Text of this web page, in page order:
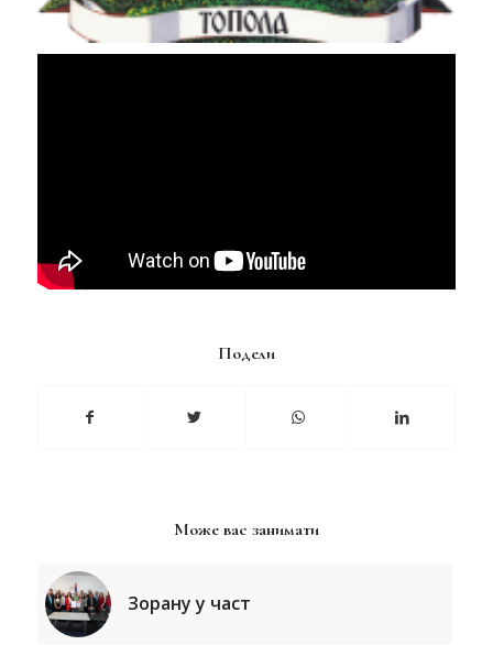
Подели
Може вас занимати
Зорану у част